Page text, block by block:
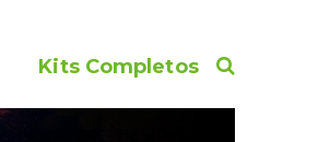
Kits Completos